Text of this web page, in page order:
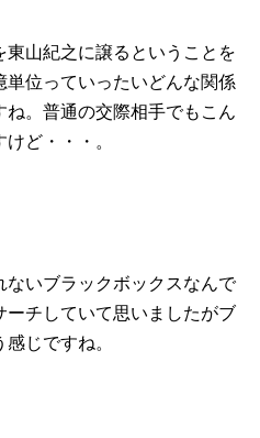
山紀之に譲るということを
位っていったいどんな関係
。普通の交際相手でもこん
ど・・・。
ないブラックボックスなんで
ーチしていて思いましたがブ
じですね。